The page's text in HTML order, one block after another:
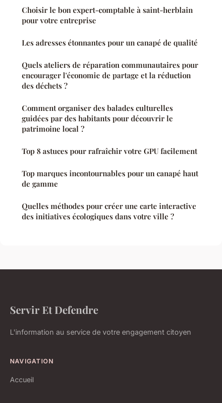
Choisir le bon expert-comptable à saint-herblain
pour votre entreprise
Les adresses étonnantes pour un canapé de qualité
Quels ateliers de réparation communautaires pour
encourager l'économie de partage et la réduction
des déchets ?
Comment organiser des balades culturelles
guidées par des habitants pour découvrir le
patrimoine local ?
Top 8 astuces pour rafraîchir votre GPU facilement
Top marques incontournables pour un canapé haut
de gamme
Quelles méthodes pour créer une carte interactive
des initiatives écologiques dans votre ville ?
Servir Et Defendre
L'information au service de votre engagement citoyen
NAVIGATION
Accueil